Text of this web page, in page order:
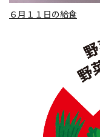
６月１１日の給食